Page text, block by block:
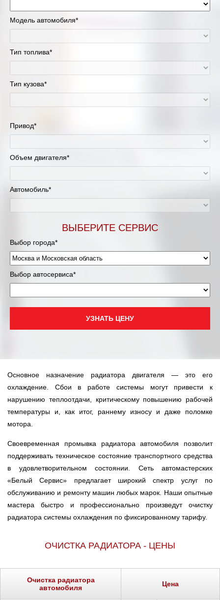
Екатеринбург
Казань
Киров
Красноярск
Липецк
Муравленко
Нижневартовск
Новосибирск
Одинцово
Петрозаводск
Ростов-на-Дону
Санкт-Петербург
Саратов
Солнцево
Сургут
Тольятти
Модель автомобиля*
Тип топлива*
Тип кузова*
Привод*
Объем двигателя*
Автомобиль*
ВЫБЕРИТЕ СЕРВИС
Выбор города*
Выбор автосервиса*
УЗНАТЬ ЦЕНУ
Основное назначение радиатора двигателя — это его
охлаждение. Сбои в работе системы могут привести к
нарушению теплоотдачи, критическому повышению рабочей
температуры и, как итог, раннему износу и даже поломке
мотора.
Своевременная промывка радиатора автомобиля позволит
поддерживать техническое состояние транспортного средства
в удовлетворительном состоянии. Сеть автомастерских
«Белый Сервис» предлагает широкий спектр услуг по
обслуживанию и ремонту машин любых марок. Наши опытные
мастера быстро и профессионально произведут очистку
радиатора системы охлаждения по фиксированному тарифу.
ОЧИСТКА РАДИАТОРА - ЦЕНЫ
Очистка радиатора
автомобиля
Цена